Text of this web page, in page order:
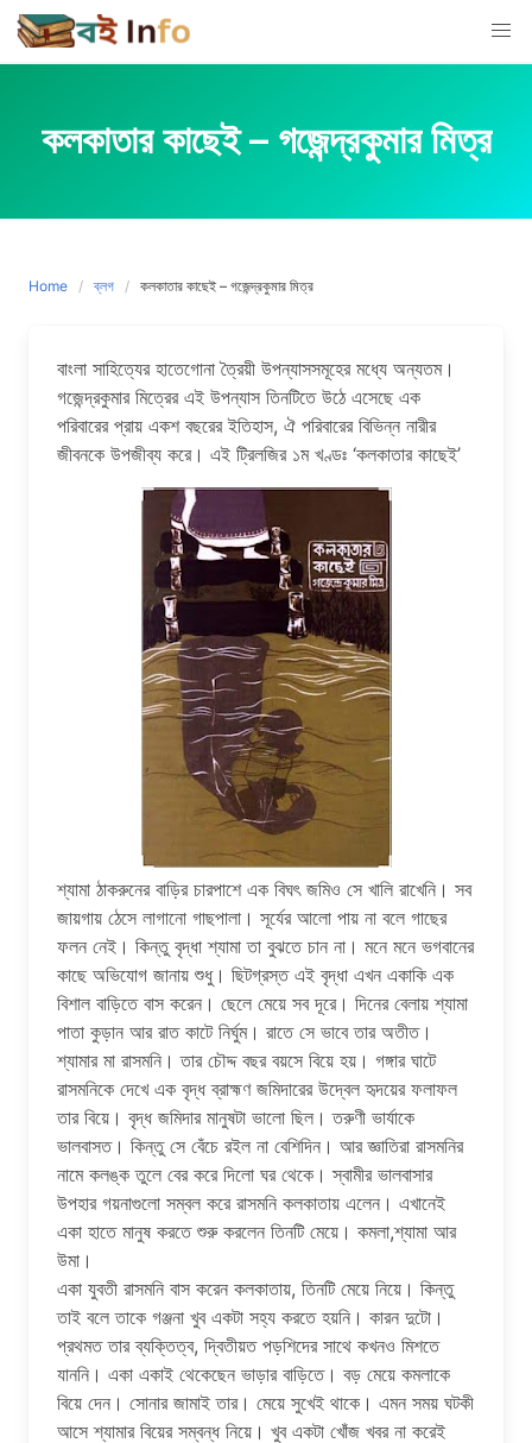
Skip
to
content
কলকাতার কাছেই – গজেন্দ্রকুমার মিত্র
Home ব্লগ কলকাতার কাছেই – গজেন্দ্রকুমার মিত্র
বাংলা সাহিত্যের হাতেগোনা ত্রৈয়ী উপন্যাসসমূহের মধ্যে অন্যতম।
গজেন্দ্রকুমার মিত্রের এই উপন্যাস তিনটিতে উঠে এসেছে এক
পরিবারের প্রায় একশ বছরের ইতিহাস, ঐ পরিবারের বিভিন্ন নারীর
জীবনকে উপজীব্য করে। এই ট্রিলজির ১ম খণ্ডঃ ‘কলকাতার কাছেই’
শ্যামা ঠাকরুনের বাড়ির চারপাশে এক বিঘৎ জমিও সে খালি রাখেনি। সব
জায়গায় ঠেসে লাগানো গাছপালা। সূর্যের আলো পায় না বলে গাছের
ফলন নেই। কিন্তু বৃদ্ধা শ্যামা তা বুঝতে চান না। মনে মনে ভগবানের
কাছে অভিযোগ জানায় শুধু। ছিটগ্রস্ত এই বৃদ্ধা এখন একাকি এক
বিশাল বাড়িতে বাস করেন। ছেলে মেয়ে সব দূরে। দিনের বেলায় শ্যামা
পাতা কুড়ান আর রাত কাটে নির্ঘুম। রাতে সে ভাবে তার অতীত।
শ্যামার মা রাসমনি। তার চৌদ্দ বছর বয়সে বিয়ে হয়। গঙ্গার ঘাটে
রাসমনিকে দেখে এক বৃদ্ধ ব্রাহ্মণ জমিদারের উদ্বেল হৃদয়ের ফলাফল
তার বিয়ে। বৃদ্ধ জমিদার মানুষটা ভালো ছিল। তরুণী ভার্যাকে
ভালবাসত। কিন্তু সে বেঁচে রইল না বেশিদিন। আর জ্ঞাতিরা রাসমনির
নামে কলঙ্ক তুলে বের করে দিলো ঘর থেকে। স্বামীর ভালবাসার
উপহার গয়নাগুলো সম্বল করে রাসমনি কলকাতায় এলেন। এখানেই
একা হাতে মানুষ করতে শুরু করলেন তিনটি মেয়ে। কমলা,শ্যামা আর
উমা।
একা যুবতী রাসমনি বাস করেন কলকাতায়, তিনটি মেয়ে নিয়ে। কিন্তু
তাই বলে তাকে গঞ্জনা খুব একটা সহ্য করতে হয়নি। কারন দুটো।
প্রথমত তার ব্যক্তিত্ব, দ্বিতীয়ত পড়শিদের সাথে কখনও মিশতে
যাননি। একা একাই থেকেছেন ভাড়ার বাড়িতে। বড় মেয়ে কমলাকে
বিয়ে দেন। সোনার জামাই তার। মেয়ে সুখেই থাকে। এমন সময় ঘটকী
আসে শ্যামার বিয়ের সম্বন্ধ নিয়ে। খুব একটা খোঁজ খবর না করেই